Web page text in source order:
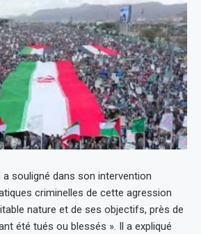
souligné dans son intervention
criminelles de cette agression
nature et de ses objectifs, près de
été tués ou blessés ». Il a expliqué